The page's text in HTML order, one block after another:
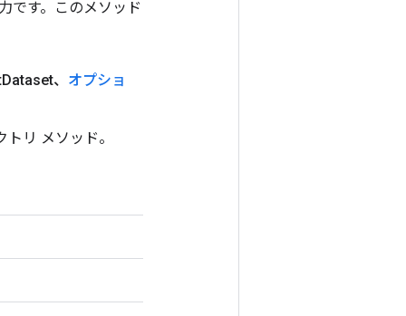
です。このメソッド
Dataset、 オプショ
リ メソッド。